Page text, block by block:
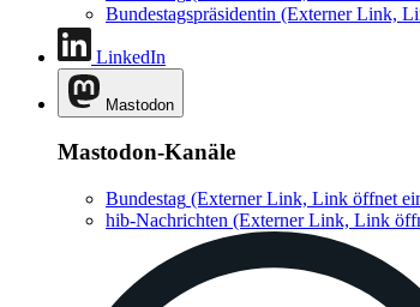
Bundestagspräsidentin (Externer Link,
LinkedIn
Mastodon
Mastodon-Kanäle
Bundestag (Externer Link, Link öffnet
hib-Nachrichten (Externer Link, Link